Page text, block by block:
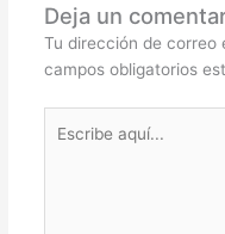
Deja un
Tu dirección de correo
campos obligatorios
aquí...